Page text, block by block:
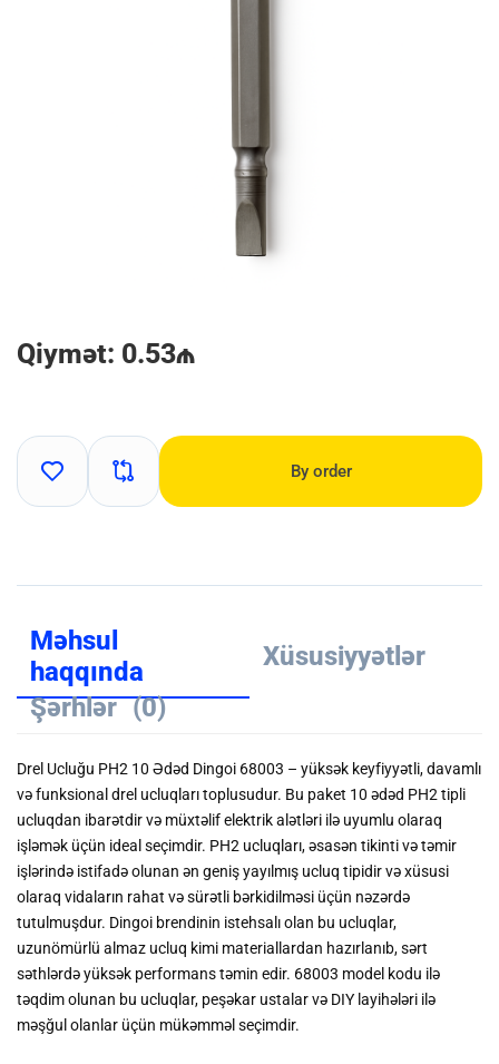
Qiymət: 0.53₼
By order
Məhsul
haqqında
Xüsusiyyətlər
Şərhlər (0)
Drel Ucluğu PH2 10 Ədəd Dingoi 68003 – yüksək keyfiyyətli, davamlı
və funksional drel ucluqları toplusudur. Bu paket 10 ədəd PH2 tipli
ucluqdan ibarətdir və müxtəlif elektrik alətləri ilə uyumlu olaraq
işləmək üçün ideal seçimdir. PH2 ucluqları, əsasən tikinti və təmir
işlərində istifadə olunan ən geniş yayılmış ucluq tipidir və xüsusi
olaraq vidaların rahat və sürətli bərkidilməsi üçün nəzərdə
tutulmuşdur. Dingoi brendinin istehsalı olan bu ucluqlar,
uzunömürlü almaz ucluq kimi materiallardan hazırlanıb, sərt
səthlərdə yüksək performans təmin edir. 68003 model kodu ilə
təqdim olunan bu ucluqlar, peşəkar ustalar və DIY layihələri ilə
məşğul olanlar üçün mükəmməl seçimdir.